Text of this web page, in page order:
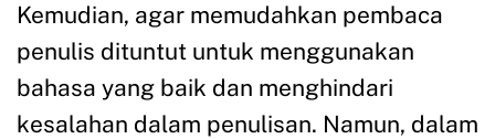
Kemudian, agar memudahkan pembaca
penulis dituntut untuk menggunakan
bahasa yang baik dan menghindari
kesalahan dalam penulisan. Namun, dalam